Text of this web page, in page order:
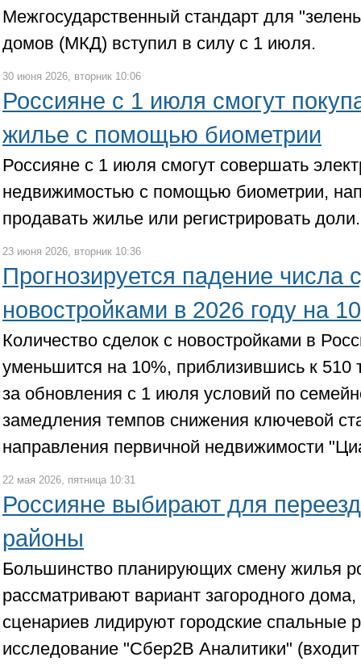
Межгосударственный стандарт для
домов (МКД) вступил в силу с 1 июля.
30 июня 2026, вторник 10:06
Россияне с 1 июля смогут
жилье с помощью биометрии
Россияне с 1 июля смогут совершать
недвижимостью с помощью биометрии,
продавать жилье или регистрировать доли.
23 июня 2026, вторник 10:36
Прогнозируется падение числа
новостройками в 2026 году на
Количество сделок с новостройками в
уменьшится на 10%, приблизившись к 510
за обновления с 1 июля условий по
замедления темпов снижения ключевой
направления первичной недвижимости
22 мая 2026, пятница 10:31
Россияне выбирают для
районы
Большинство планирующих смену жилья
рассматривают вариант загородного
сценариев лидируют городские спальные
исследование "Сбер2В Аналитики"